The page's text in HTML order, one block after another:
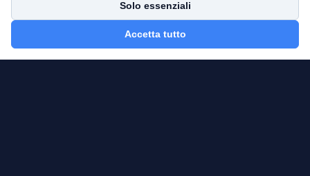
Solo essenziali
Accetta tutto